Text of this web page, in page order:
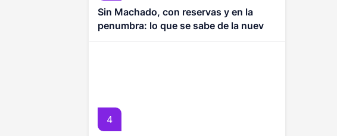
Sin Machado, con reservas y en la
penumbra: lo que se sabe de la nueva
ronda de diálogos en Venezuela
4